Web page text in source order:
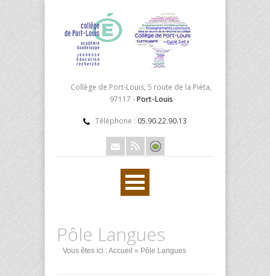
Collège de Port-Louis, 5 route de la Piéta,
97117 -Port-Louis
Téléphone : 05.90.22.90.13
Pôle Langues
Vous êtes ici :Accueil » Pôle Langues